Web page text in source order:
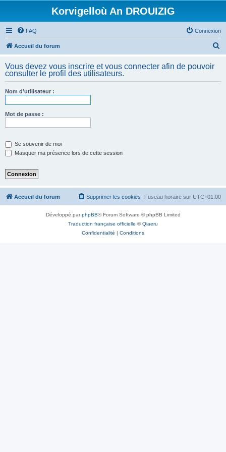
Korvigelloù An DROUIZIG
FAQ Connexion
Accueil du forum
h
Vous devez vous inscrire et vous connecter afin de pouvoir
consulter le profil des utilisateurs.
Nom d’utilisateur :
Mot de passe :
Se souvenir de moi
Masquer ma présence lors de cette session
Accueil du forum Fuseau horaire sur UTC+01:00
Supprimer les cookies
Développé parphpBB® Forum Software © phpBB Limited
Traduction française officielle ©Qiaeru
Confidentialité | Conditions